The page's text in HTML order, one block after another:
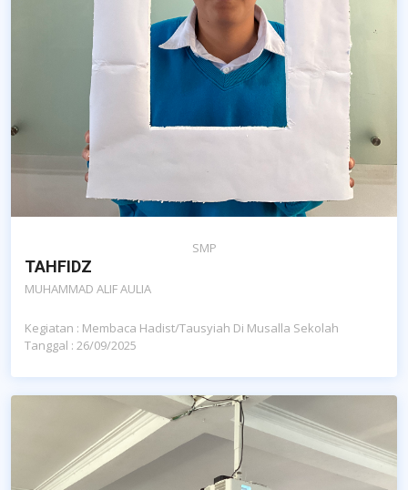
SMP
TAHFIDZ
MUHAMMAD ALIF AULIA
Kegiatan : Membaca Hadist/tausyiah Di Musalla Sekolah
Tanggal : 26/09/2025